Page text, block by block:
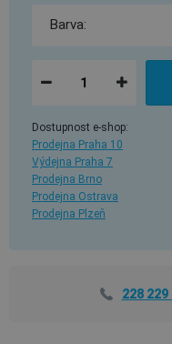
Dostupnost e-shop:
Prodejna Praha 10
Výdejna Praha 7
Prodejna Brno
Prodejna Ostrava
Prodejna Plzeň
228 229